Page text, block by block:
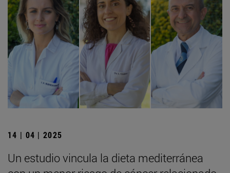
14 | 04 | 2025
Un estudio vincula la dieta mediterránea